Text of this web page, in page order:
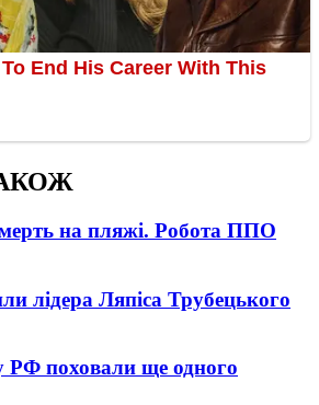
на пляжі. Робота ППО
лідера Ляпіса Трубецького
РФ поховали ще одного